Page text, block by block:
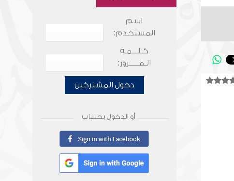
اسم
المستخدم:
كـلـــمـة
الـمـــــرور:
دخول المشتركين
أو الدخول بحساب